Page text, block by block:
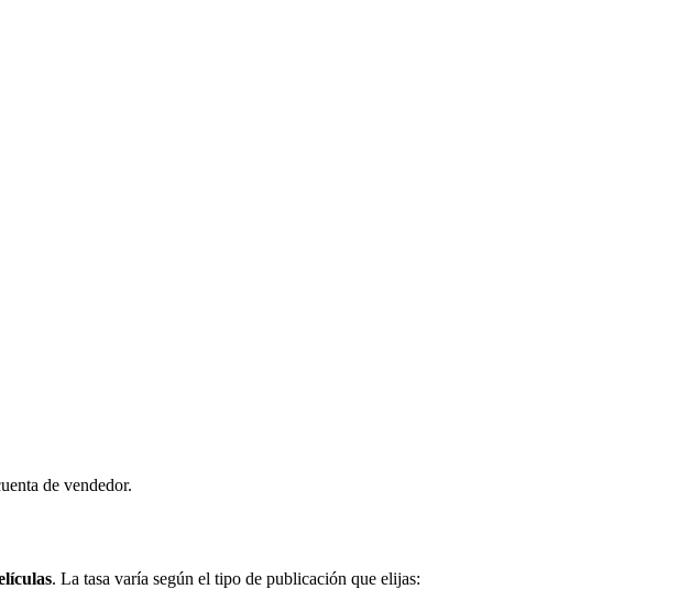
de vendedor.
. La tasa varía según el tipo de publicación que elijas: